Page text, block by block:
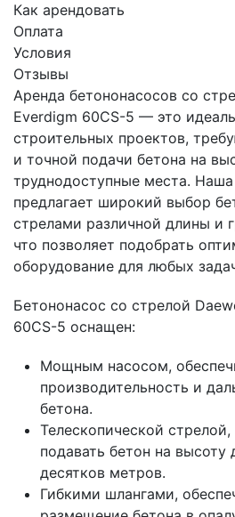
Как арендовать
Оплата
Условия
Отзывы
Аренда бетононасосов со
Everdigm 60CS-5 — это
строительных проектов,
и точной подачи бетона на
труднодоступные места.
предлагает широкий выбор
стрелами различной длины и
что позволяет подобрать
оборудование для любых
Бетононасос со стрелой
60CS-5 оснащен:
Мощным насосом,
производительность и
бетона.
Телескопической
подавать бетон на высоту
десятков метров.
Гибкими шлангами,